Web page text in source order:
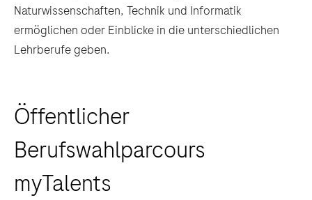
Naturwissenschaften, Technik und Informatik
ermöglichen oder Einblicke in die unterschiedlichen
Lehrberufe geben.
Öffentlicher
Berufswahlparcours
myTalents